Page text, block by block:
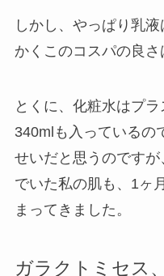
しかし、やっぱり乳
かくこのコスパの良さ
とくに、化粧水はプ
340mlも入っているの
せいだと思うのです
でいた私の肌も、1ヶ
まってきました。
ガラクトミセス